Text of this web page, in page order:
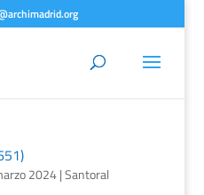
2024|Santoral